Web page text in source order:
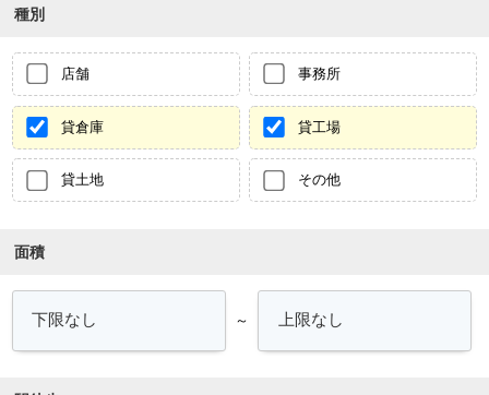
種別
店舗 事務所
貸倉庫 貸工場
貸土地 その他
面積
～